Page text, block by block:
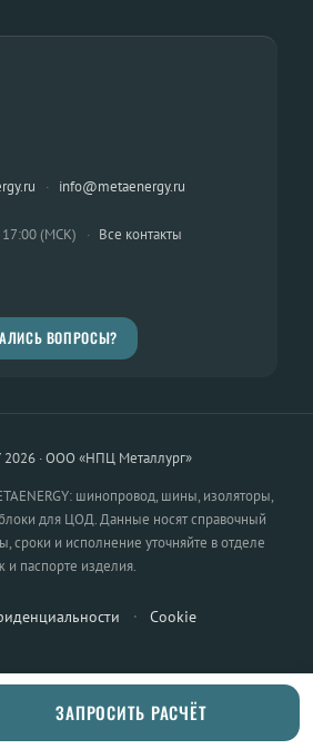
· info@metaenergy.ru
(МСК) · Все контакты
ВОПРОСЫ?
2026 · ООО «НПЦ Металлург»
шинопровод, шины, изоляторы,
для ЦОД. Данные носят справочный
сроки и исполнение уточняйте в отделе
и паспорте изделия.
· Cookie
ЗАПРОСИТЬ РАСЧЁТ